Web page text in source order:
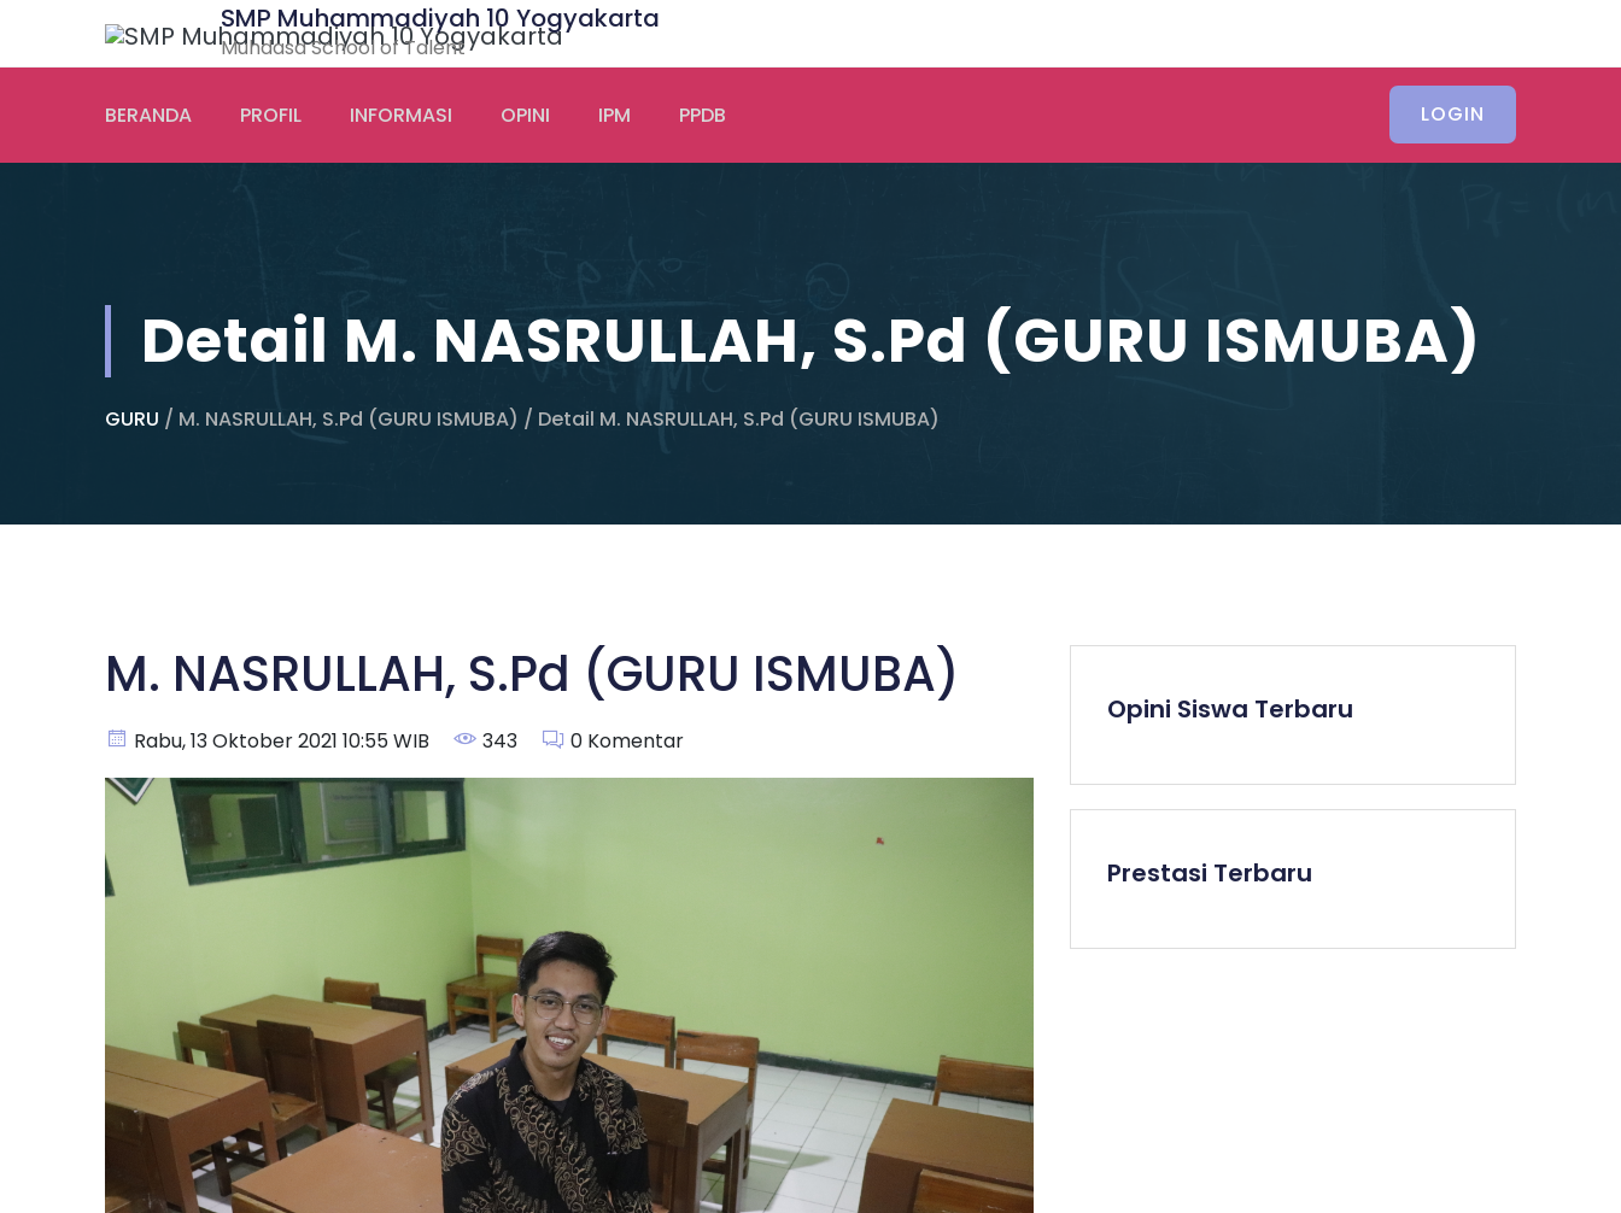
SMP Muhammadiyah 10 Yogyakarta
Muhdasa School of Talent
BERANDA PROFIL INFORMASI OPINI IPM PPDB LOGIN
Detail M. NASRULLAH, S.Pd (GURU ISMUBA)
GURU / M. NASRULLAH, S.Pd (GURU ISMUBA) / Detail M. NASRULLAH, S.Pd (GURU ISMUBA)
M. NASRULLAH, S.Pd (GURU ISMUBA)
Rabu, 13 Oktober 2021 10:55 WIB 343 0 Komentar
Opini Siswa Terbaru
Prestasi Terbaru